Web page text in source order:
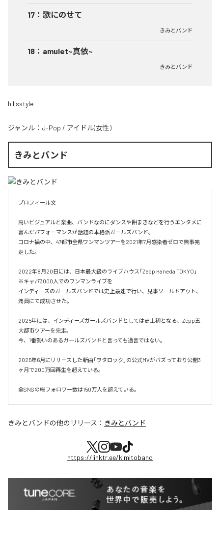
17 ： 歌にのせて
きみとバンド
18 ： amulet~真依~
きみとバンド
hillsstyle
ジャンル： J-Pop / アイドル(女性)
きみとバンド
プロフィール文
高いビジュアルと楽曲、バンドなのにダンスや餅まきなどを行うエンタメに
富んだパフォーマンスが話題の本格派ガールズバンド。
コロナ禍の中、47都市全県ワンマンツアーを2021年7月感染者ゼロで無事完
走した。
2022年8月20日には、日本最大級のライブハウス「Zepp Haneda TOKYO」
※キャパ3000人でのワンマンライブを
インディーズのガールズバンドでは史上最速で行い、見事ソールドアウト、
満員にて成功させた。
2025年には、インディーズガールズバンドとしては史上初となる、Zepp五
大都市ツアーを完走。
今、1番勢いのあるガールズバンドと言っても過言ではない。
2025年6月にリリースした新曲「ヲタロック」の公式MVがバズっており公開3
ヶ月で200万回再生を超えている。
全SNSの総フォロワー数は150万人を超えている。
きみとバンドの他のリリース： きみとバンド
https://linktr.ee/kimitoband